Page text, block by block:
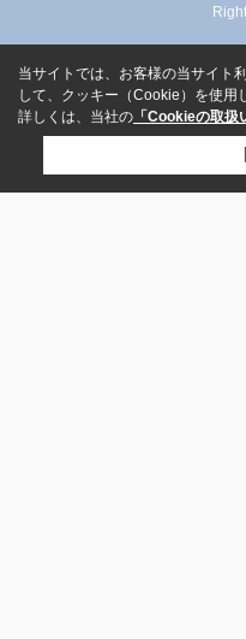
当サイトでは、お客様の当サイト
して、クッキー（Cookie）を使用
詳しくは、当社の 「Cookieの取扱